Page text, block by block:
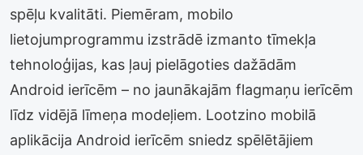
spēļu kvalitāti. Piemēram, mobilo
lietojumprogrammu izstrādē izmanto tīmekļa
tehnoloģijas, kas ļauj pielāgoties dažādām
Android ierīcēm – no jaunākajām flagmaņu ierīcēm
līdz vidējā līmeņa modeļiem. Lootzino mobilā
aplikācija Android ierīcēm sniedz spēlētājiem